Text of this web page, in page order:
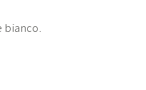
bianco.